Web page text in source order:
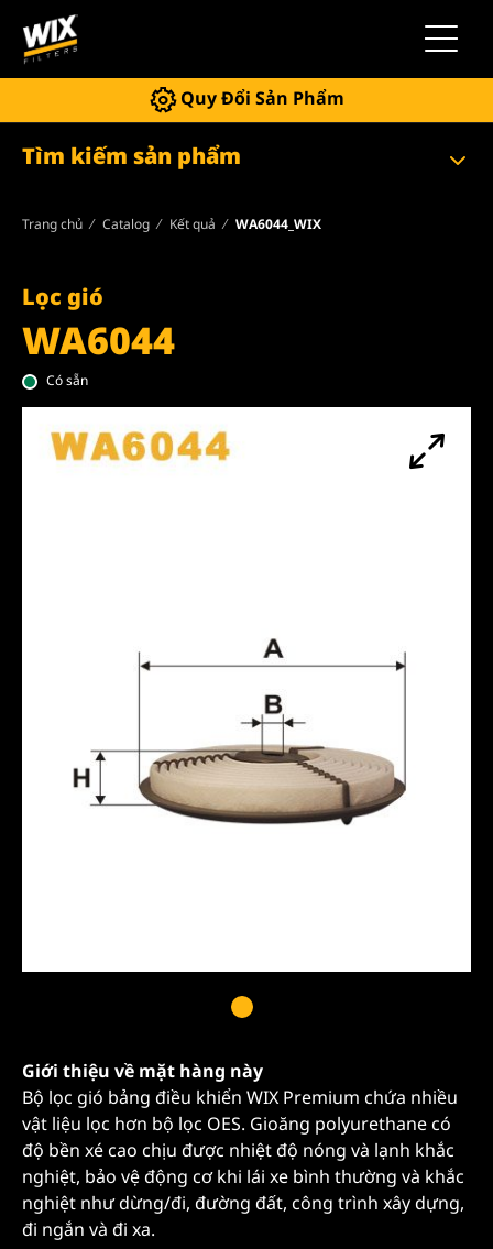
Quy Đổi Sản Phẩm
Tìm kiếm sản phẩm
Trang chủ Catalog Kết quả WA6044_WIX
Lọc gió
WA6044
Có sẵn
Giới thiệu về mặt hàng này
Bộ lọc gió bảng điều khiển WIX Premium chứa nhiều
vật liệu lọc hơn bộ lọc OES. Gioăng polyurethane có
độ bền xé cao chịu được nhiệt độ nóng và lạnh khắc
nghiệt, bảo vệ động cơ khi lái xe bình thường và khắc
nghiệt như dừng/đi, đường đất, công trình xây dựng,
đi ngắn và đi xa.